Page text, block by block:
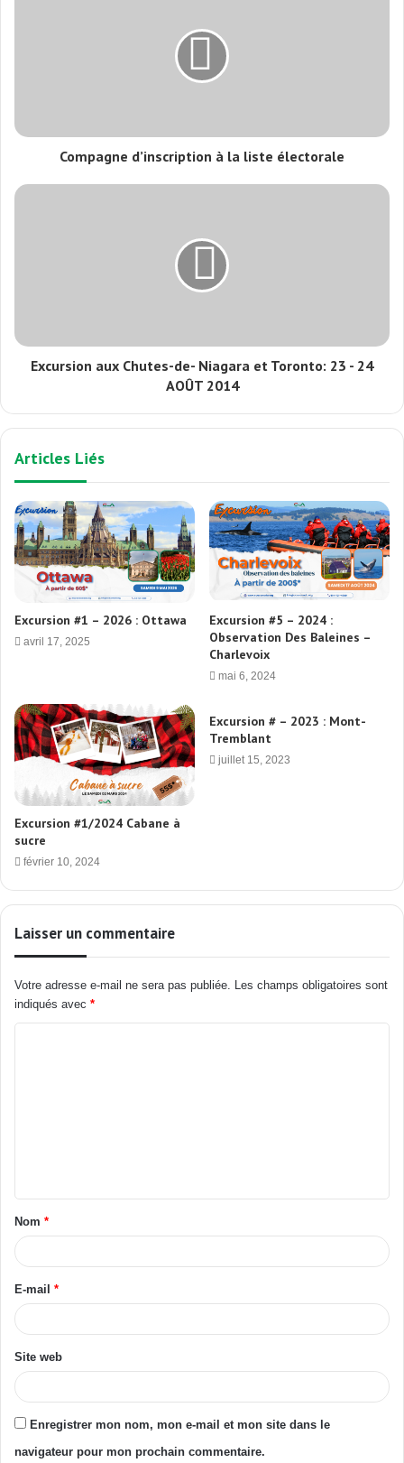
Compagne d’inscription à la liste électorale
Excursion aux Chutes-de- Niagara et Toronto: 23 - 24
AOÛT 2014
Articles Liés
Excursion #1 – 2026 : Ottawa
avril 17, 2025
Excursion #5 – 2024 :
Observation Des Baleines –
Charlevoix
mai 6, 2024
Excursion #1/2024 Cabane à
sucre
février 10, 2024
Excursion # – 2023 : Mont-
Tremblant
juillet 15, 2023
Laisser un commentaire
Votre adresse e-mail ne sera pas publiée.
Les champs obligatoires sont
indiqués avec *
Nom *
E-mail *
Site web
Enregistrer mon nom, mon e-mail et mon site dans le
navigateur pour mon prochain commentaire.